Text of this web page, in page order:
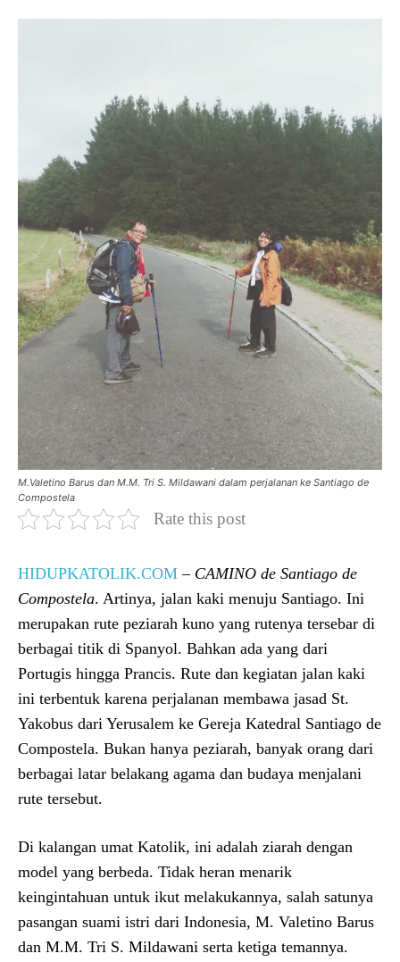
M.Valetino Barus dan M.M. Tri S. Mildawani dalam perjalanan ke Santiago de
Compostela
Rate this post
HIDUPKATOLIK.COM– CAMINO de Santiago de
Compostela. Artinya, jalan kaki menuju Santiago. Ini
merupakan rute peziarah kuno yang rutenya tersebar di
berbagai titik di Spanyol. Bahkan ada yang dari
Portugis hingga Prancis. Rute dan kegiatan jalan kaki
ini terbentuk karena perjalanan membawa jasad St.
Yakobus dari Yerusalem ke Gereja Katedral Santiago de
Compostela. Bukan hanya peziarah, banyak orang dari
berbagai latar belakang agama dan budaya menjalani
rute tersebut.
Di kalangan umat Katolik, ini adalah ziarah dengan
model yang berbeda. Tidak heran menarik
keingintahuan untuk ikut melakukannya, salah satunya
pasangan suami istri dari Indonesia, M. Valetino Barus
dan M.M. Tri S. Mildawani serta ketiga temannya.